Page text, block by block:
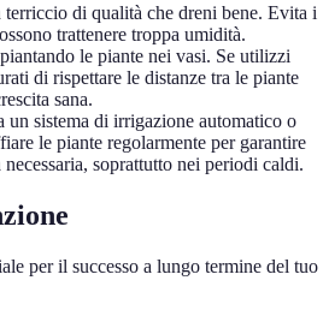
terriccio di qualità che dreni bene. Evita i
trattenere troppa umidità.
le piante nei vasi. Se utilizzi
di rispettare le distanze tra le piante
sana.
un sistema di irrigazione automatico o
le piante regolarmente per garantire
soprattutto nei periodi caldi.
per il successo a lungo termine del tuo